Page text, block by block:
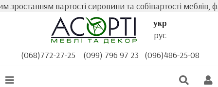
вартості сировини та собівартості меблів,
укр
рус
(068)772-27-25
(099) 796 97 23 (096)486-25-08